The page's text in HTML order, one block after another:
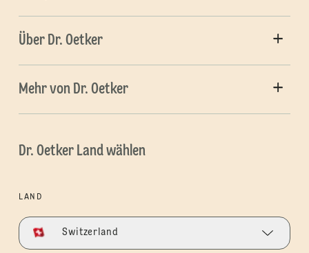
Über Dr. Oetker
Mehr von Dr. Oetker
Dr. Oetker Land wählen
LAND
Switzerland